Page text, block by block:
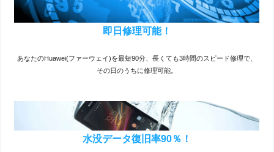
即日修理可能！
あなたのHuawei(ファーウェイ)を最短90分、長くても3時間のスピード修理で、
その日のうちに修理可能。
水没データ復旧率90％！